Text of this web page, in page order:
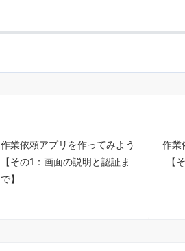
作業依頼アプリを作ってみよう
【その1：画面の説明と認証ま
で】
作業
【